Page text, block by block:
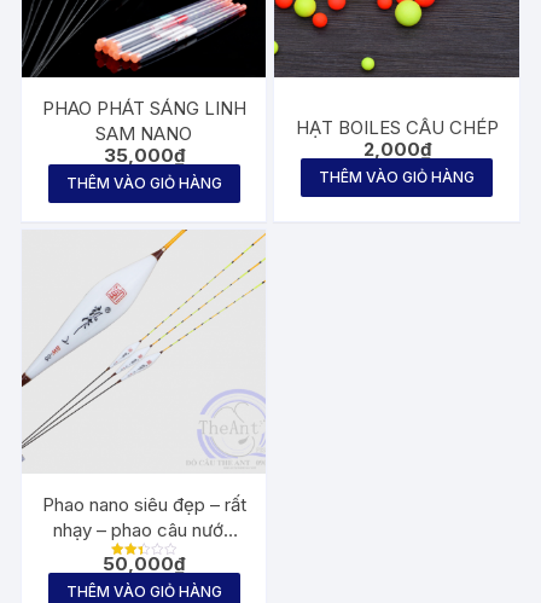
PHAO PHÁT SÁNG LINH
SAM NANO
35,000₫
THÊM VÀO GIỎ HÀNG
HẠT BOILES CÂU CHÉP
2,000₫
THÊM VÀO GIỎ HÀNG
Phao nano siêu đẹp – rất
nhạy – phao câu nước
sâu
Được
hạng
50,000₫
THÊM VÀO GIỎ HÀNG